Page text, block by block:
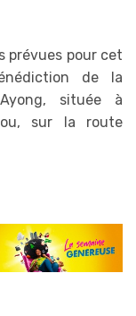
prévues pour cet
de la
située à
sur la route